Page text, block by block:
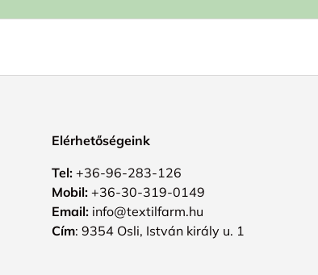
Elérhetőségeink
Tel: +36-96-283-126
Mobil: +36-30-319-0149
Email: info@textilfarm.hu
Cím: 9354 Osli, István király u. 1